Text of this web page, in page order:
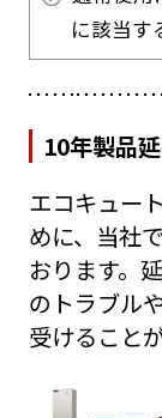
に該当す
10年製品
エコキュー
めに、当社
おります。
のトラブル
受けること